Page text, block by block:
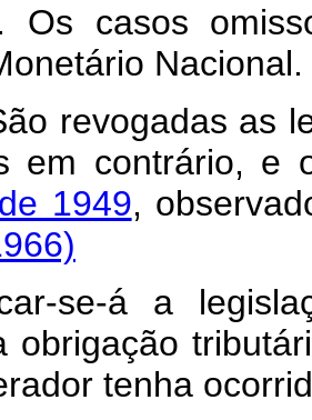
Os casos
Nacional.
revogadas as
em contrário, e
1949,
se-á a
obrigação
tenha